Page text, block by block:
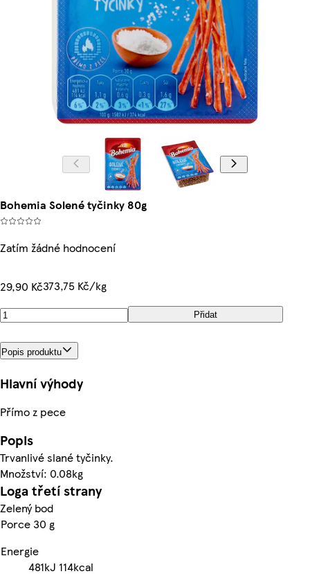
Bohemia Solené tyčinky 80g
Zatím žádné hodnocení
29,90 Kč373,75 Kč/kg
Přidat
Popis produktu
Hlavní výhody
Přímo z pece
Popis
Trvanlivé slané tyčinky.
Množství: 0.08kg
Loga třetí strany
Zelený bod
Porce 30 g
Energie
481kJ 114kcal